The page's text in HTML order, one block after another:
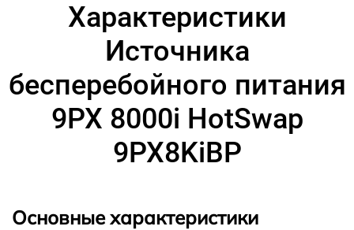
Характеристики
Источника
бесперебойного питания
9PX 8000i HotSwap
9PX8KiBP
Основные характеристики